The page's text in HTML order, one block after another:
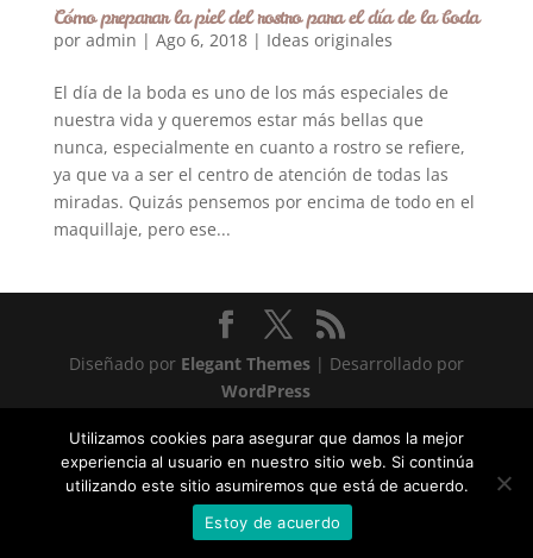
Cómo preparar la piel del rostro para el día de la boda
por admin | Ago 6, 2018| Ideas originales
El día de la boda es uno de los más especiales de
nuestra vida y queremos estar más bellas que
nunca, especialmente en cuanto a rostro se refiere,
ya que va a ser el centro de atención de todas las
miradas. Quizás pensemos por encima de todo en el
maquillaje, pero ese...
Diseñado por Elegant Themes| Desarrollado por
WordPress
Statcounter code invalid. Insert a fresh copy.
Utilizamos cookies para asegurar que damos la mejor
experiencia al usuario en nuestro sitio web. Si continúa
utilizando este sitio asumiremos que está de acuerdo.
Estoy de acuerdo